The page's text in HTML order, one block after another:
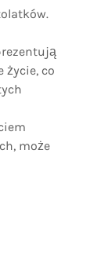
życie, co
może